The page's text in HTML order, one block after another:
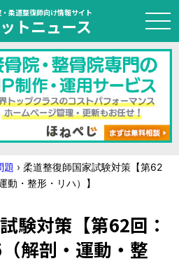
柔道整復師向け情報サイト
トニュース
題 › 柔道整復師国家試験対策【第62
動・整形・リハ）】
験対策【第62回：
解剖・運動・整